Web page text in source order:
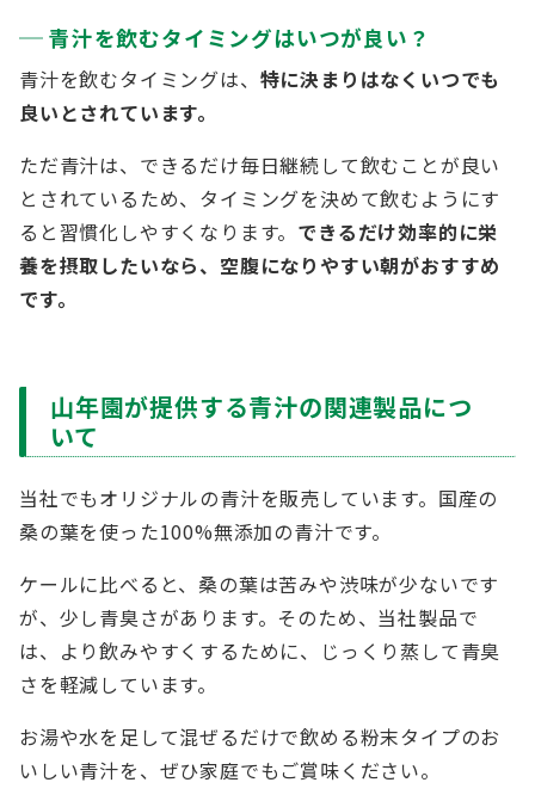
青汁を飲むタイミングはいつが良い？
青汁を飲むタイミングは、 特に決まりはなくいつでも
良いとされています。
ただ青汁は、できるだけ毎日継続して飲むことが良い
とされているため、タイミングを決めて飲むようにす
ると習慣化しやすくなります。 できるだけ効率的に栄
養を摂取したいなら、空腹になりやすい朝がおすすめ
です。
山年園が提供する青汁の関連製品につ
いて
当社でもオリジナルの青汁を販売しています。国産の
桑の葉を使った100%無添加の青汁です。
ケールに比べると、桑の葉は苦みや渋味が少ないです
が、少し青臭さがあります。そのため、当社製品で
は、より飲みやすくするために、じっくり蒸して青臭
さを軽減しています。
お湯や水を足して混ぜるだけで飲める粉末タイプのお
いしい青汁を、ぜひ家庭でもご賞味ください。